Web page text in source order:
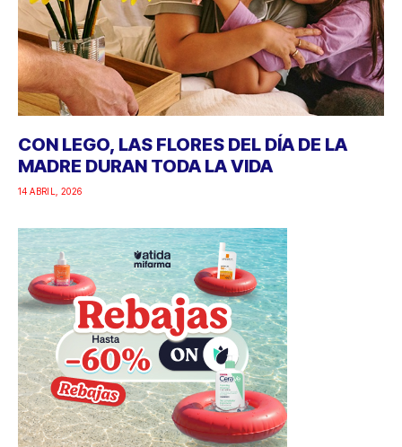
CON LEGO, LAS FLORES DEL DÍA DE LA
MADRE DURAN TODA LA VIDA
14 ABRIL, 2026